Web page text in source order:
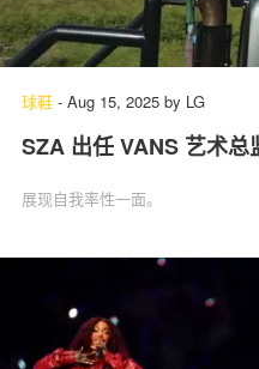
球鞋 - Aug 15, 2025 by LG
SZA 出任 VANS 艺术总
展现自我率性一面。